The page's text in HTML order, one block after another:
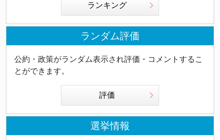
ランキング
ランダム評価
公約・政策がランダム表示され評価・コメントするこ
とができます。
評価
選挙情報